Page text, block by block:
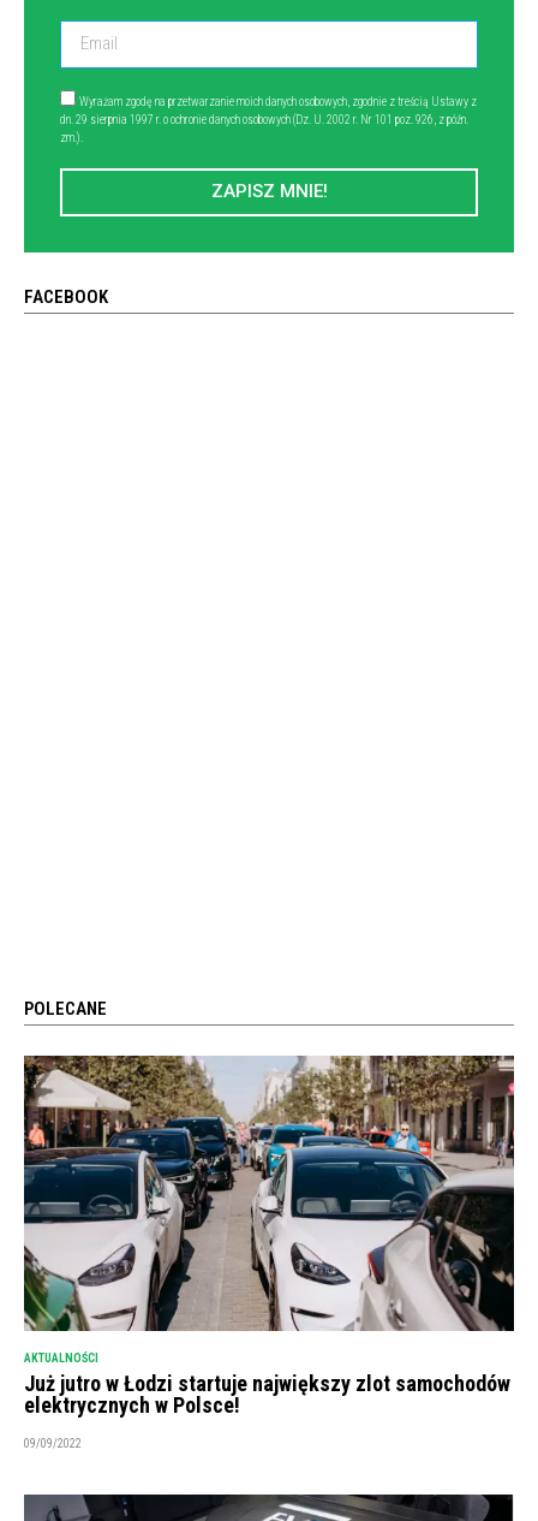
Wyrażam zgodę na przetwarzanie moich danych osobowych, zgodnie z treścią Ustawy z
dn. 29 sierpnia 1997 r. o ochronie danych osobowych (Dz. U. 2002 r. Nr 101 poz. 926, z późn.
zm.).
ZAPISZ MNIE!
FACEBOOK
POLECANE
AKTUALNOŚCI
Już jutro w Łodzi startuje największy zlot samochodów
elektrycznych w Polsce!
09/09/2022